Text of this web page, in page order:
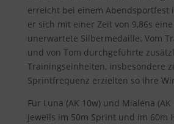
erreicht bei einem Abendsportfest
er sich mit einer Zeit von 9,86s
unerwartete Silbermedaille. Vom
und von Tom durchgeführte
Trainingseinheiten, insbesondere
Sprintfrequenz erzielten so ihre
Für Luna (AK 10w) und Mialena (AK
jeweils im 50m Sprint und im 60m